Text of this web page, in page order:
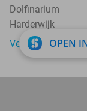
Dolfinarium
Harderwijk
Verkocht: 20.642
OPEN